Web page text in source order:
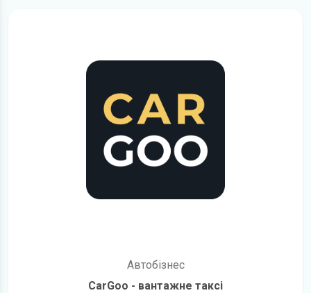
Автобізнес
CarGoo - вантажне таксі